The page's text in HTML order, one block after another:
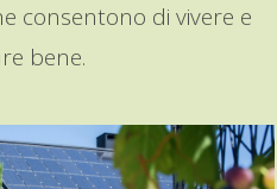
consentono di vivere e
bene.